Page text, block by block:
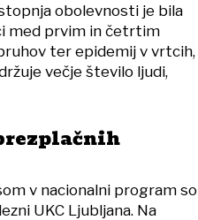
obolevnosti je bila
med prvim in četrtim
ter epidemij v vrtcih,
večje število ljudi,
v nacionalni program so
UKC Ljubljana. Na